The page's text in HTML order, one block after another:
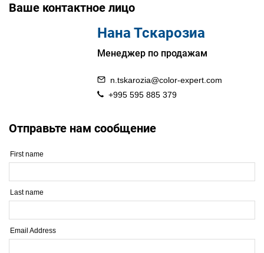
Ваше контактное лицо
Нана Тскарозиа
Менеджер по продажам
n.tskarozia@color-expert.com
+995 595 885 379
Отправьте нам сообщение
First name
Last name
Email Address